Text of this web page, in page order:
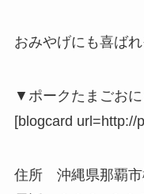
おみやげにも喜ばれ
▼ポークたまごお
[blogcard url=http://
住所 沖縄県那覇市